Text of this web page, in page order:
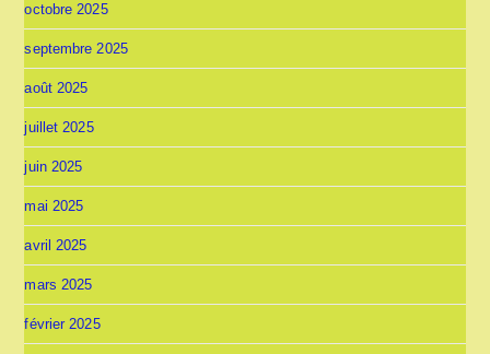
octobre 2025
septembre 2025
août 2025
juillet 2025
juin 2025
mai 2025
avril 2025
mars 2025
février 2025